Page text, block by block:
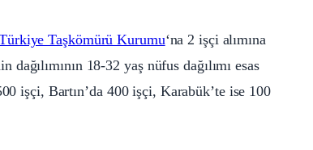
Taşkömürü Kurumu‘na 2 işçi alımına
18-32 yaş nüfus dağılımı esas
işçi, Bartın’da 400 işçi, Karabük’te ise 100